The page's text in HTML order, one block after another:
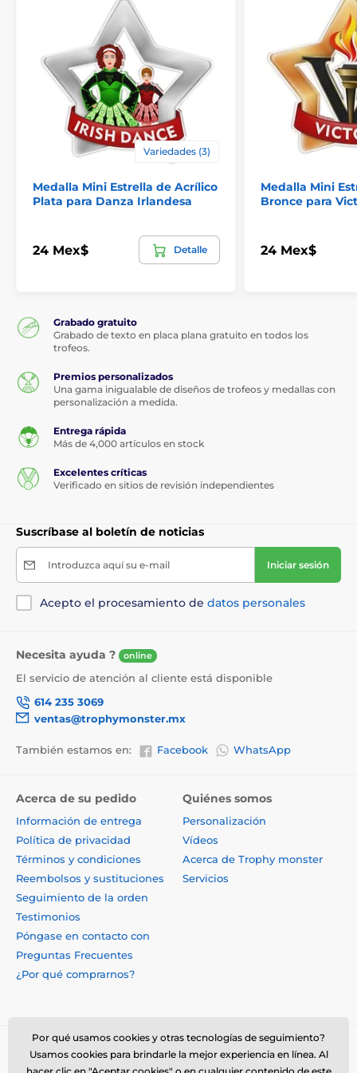
Variedades (3)
Medalla Mini Estrella de Acrílico
Plata para Danza Irlandesa
24 Mex$ Detalle
Medalla Mini
Bronce para
24 Mex$
Grabado gratuito
Grabado de texto en placa plana gratuito en todos los
trofeos.
Premios personalizados
Una gama inigualable de diseños de trofeos y medallas con
personalización a medida.
Entrega rápida
Más de 4,000 artículos en stock
Excelentes críticas
Verificado en sitios de revisión independientes
Suscríbase al boletín de noticias
Introduzca aquí su e-mail Iniciar sesión
Acepto el procesamiento de datos personales
Necesita ayuda ? online
El servicio de atención al cliente está disponible
614 235 3069
ventas@trophymonster.mx
También estamos en: Facebook WhatsApp
Acerca de su pedido
Información de entrega
Política de privacidad
Términos y condiciones
Reembolsos y sustituciones
Seguimiento de la orden
Testimonios
Póngase en contacto con
Preguntas Frecuentes
¿Por qué comprarnos?
Quiénes somos
Personalización
Vídeos
Acerca de Trophy monster
Servicios
Por qué usamos cookies y otras tecnologías de seguimiento?
Usamos cookies para brindarle la mejor experiencia en línea. Al